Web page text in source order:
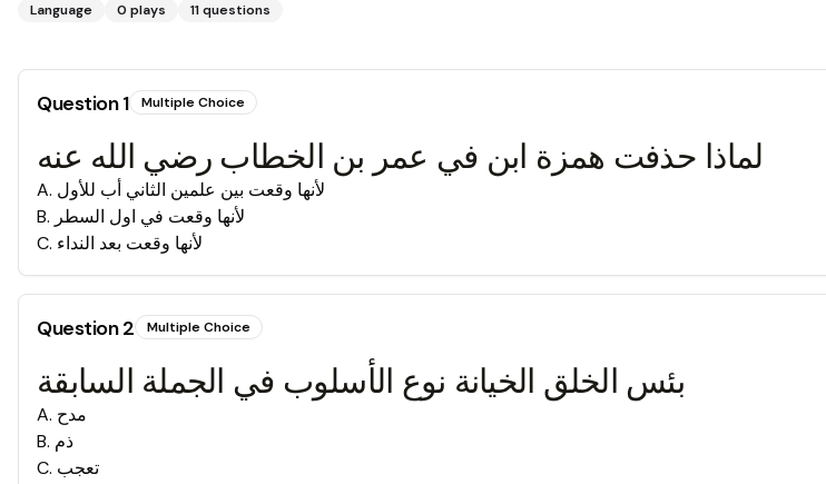
Language 0 plays 11questions
Question1 Multiple Choice
لماذا حذفت همزة ابن في عمر بن الخطاب رضي الله عنه
A. لأنها وقعت بين علمين الثاني أب للأول
B. لأنها وقعت في اول السطر
C. لأنها وقعت بعد النداء
Question2 Multiple Choice
بئس الخلق الخيانة نوع الأسلوب في الجملة السابقة
A. مدح
B. ذم
C. تعجب